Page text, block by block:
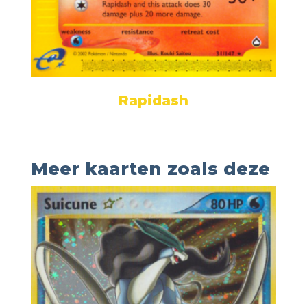
Rapidash
Meer kaarten zoals deze